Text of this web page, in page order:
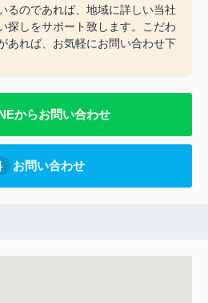
るのであれば、地域に詳しい当社
探しをサポート致します。こだわ
あれば、お気軽にお問い合わせ下
からお問い合わせ
お問い合わせ